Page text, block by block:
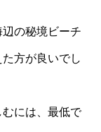
の秘境ビーチ
方が良いでし
には、最低で